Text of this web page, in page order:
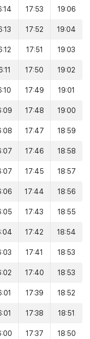
17:53 19:06
17:52 19:04
17:51 19:03
17:50 19:02
17:49 19:01
17:48 19:00
17:47 18:59
17:46 18:58
17:45 18:57
17:44 18:56
17:43 18:55
17:42 18:54
17:41 18:53
17:40 18:53
17:39 18:52
17:38 18:51
17:37 18:50